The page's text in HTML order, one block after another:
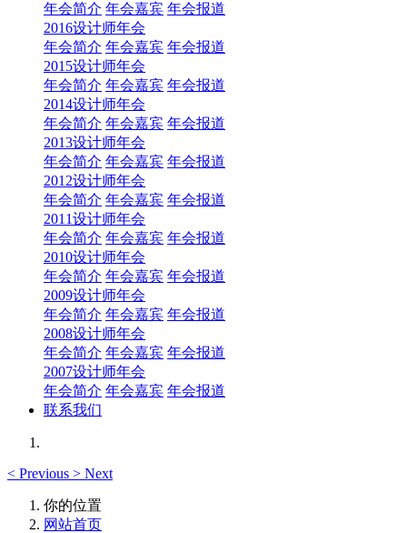
年会简介 年会嘉宾 年会报道
2016设计师年会
年会简介 年会嘉宾 年会报道
2015设计师年会
年会简介 年会嘉宾 年会报道
2014设计师年会
年会简介 年会嘉宾 年会报道
2013设计师年会
年会简介 年会嘉宾 年会报道
2012设计师年会
年会简介 年会嘉宾 年会报道
2011设计师年会
年会简介 年会嘉宾 年会报道
2010设计师年会
年会简介 年会嘉宾 年会报道
2009设计师年会
年会简介 年会嘉宾 年会报道
2008设计师年会
年会简介 年会嘉宾 年会报道
2007设计师年会
年会简介 年会嘉宾 年会报道
联系我们
< Previous > Next
你的位置
网站首页